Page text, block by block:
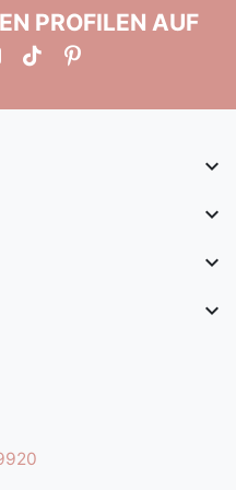
PROFILEN AUF



